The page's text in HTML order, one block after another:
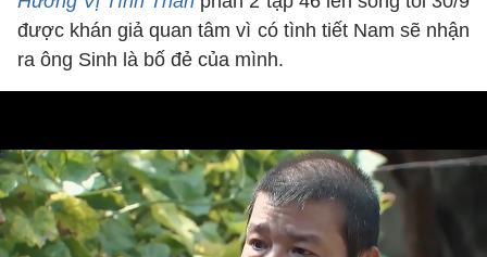
được khán giả quan tâm vì có tình tiết Nam sẽ nhận
ra ông Sinh là bố đẻ của mình.